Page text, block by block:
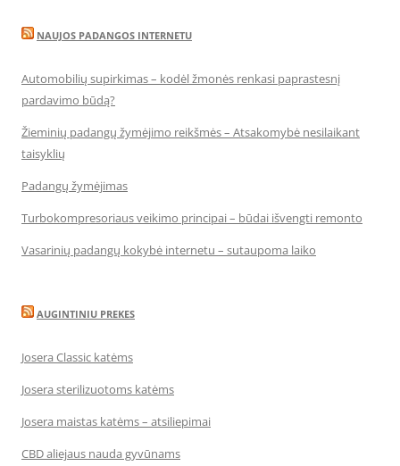
NAUJOS PADANGOS INTERNETU
Automobilių supirkimas – kodėl žmonės renkasi paprastesnį
pardavimo būdą?
Žieminių padangų žymėjimo reikšmės – Atsakomybė nesilaikant
taisyklių
Padangų žymėjimas
Turbokompresoriaus veikimo principai – būdai išvengti remonto
Vasarinių padangų kokybė internetu – sutaupoma laiko
AUGINTINIU PREKES
Josera Classic katėms
Josera sterilizuotoms katėms
Josera maistas katėms – atsiliepimai
CBD aliejaus nauda gyvūnams